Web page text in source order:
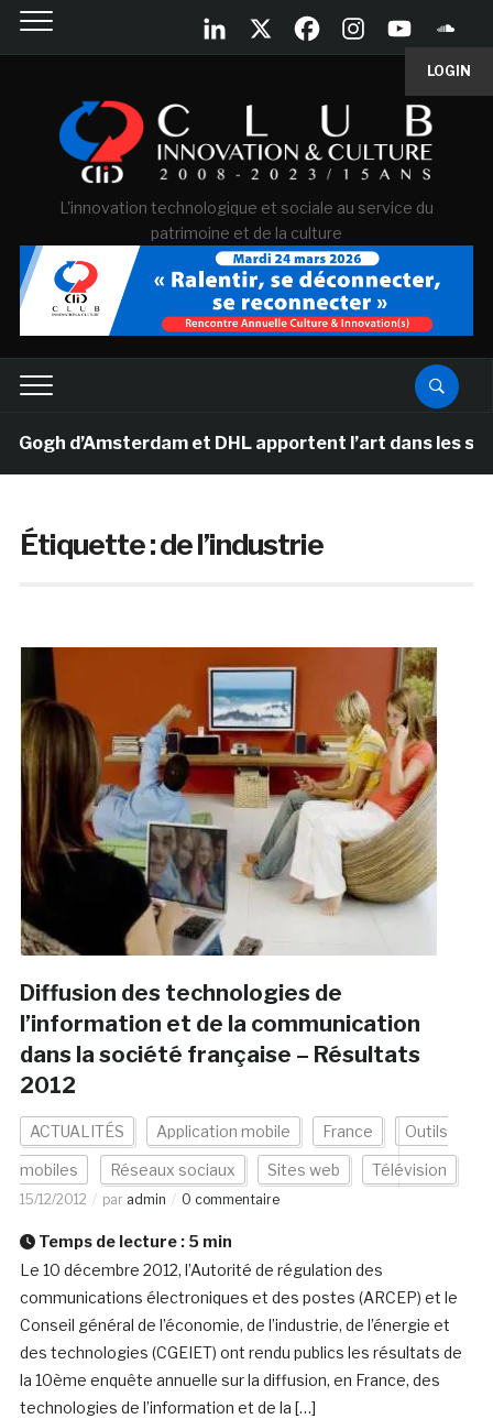
LOGIN
L'innovation technologique et sociale au service du
patrimoine et de la culture
d’Amsterdam et DHL apportent l’art dans les
Étiquette :de l’industrie
Diffusion des technologies de
l’information et de la communication
dans la société française – Résultats
2012
ACTUALITÉS Application mobile France Outils
mobiles Réseaux sociaux Sites web Télévision
15/12/2012 par admin 0 commentaire
Temps de lecture : 5 min
Le 10 décembre 2012, l’Autorité de régulation des
communications électroniques et des postes (ARCEP) et le
Conseil général de l’économie, de l’industrie, de l’énergie et
des technologies (CGEIET) ont rendu publics les résultats de
la 10ème enquête annuelle sur la diffusion, en France, des
technologies de l’information et de la […]